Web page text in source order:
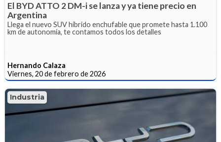
El BYD ATTO 2 DM-i se lanza y ya tiene precio en
Argentina
Llega el nuevo SUV híbrido enchufable que promete hasta 1.100
km de autonomía, te contamos todos los detalles
Hernando Calaza
Viernes, 20 de febrero de 2026
Industria